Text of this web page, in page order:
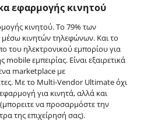
εφαρμογής κινητού
κινητού. Το 79% των
κινητών τηλεφώνων. Και το
του ηλεκτρονικού εμπορίου για
εμπειρίας. Είναι εξαιρετικά
marketplace με
Με το Multi-Vendor Ultimate όχι
για κινητά, αλλά και
να προσαρμόστε την
της επιχείρησή σας).